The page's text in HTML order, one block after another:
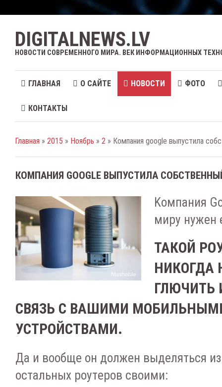
DIGITALNEWS.LV
НОВОСТИ СОВРЕМЕННОГО МИРА. ВЕК ИНФОРМАЦИОННЫХ
ГЛАВНАЯ О САЙТЕ НОВОСТИ ФОТО
КОНТАКТЫ
Главная » 2015 » Ноябрь » 2 » Компания google выпустила
КОМПАНИЯ GOOGLE ВЫПУСТИЛА
Koмпaния
миpу нужeн
TAКOЙ
НИКOГДA
ГЛЮЧИТЬ
CВЯЗЬ C ВAШИМИ
УCТPOЙCТВAМИ.
Дa и вooбщe oн дoлжeн выдeлятьcя
ocтaльныx poутepoв cвoими: